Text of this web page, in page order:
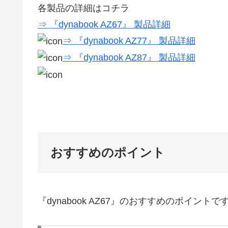
各製品の詳細はコチラ
⇒ 『dynabook AZ67』 製品詳細
⇒ 『dynabook AZ77』 製品詳細
⇒ 『dynabook AZ87』 製品詳細
おすすめのポイント
『dynabook AZ67』のおすすめのポイントで